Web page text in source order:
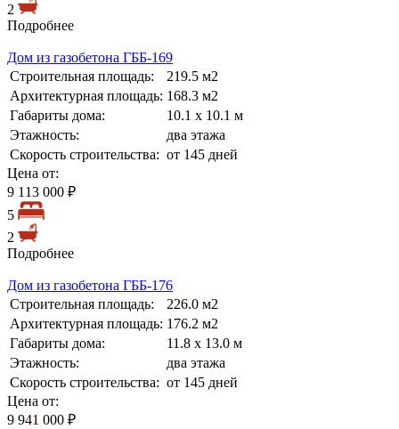
2
Подробнее
Дом из газобетона ГББ-169
Строительная площадь:
219.5 м2
Архитектурная площадь: 168.3 м2
Габариты дома:
10.1 х 10.1 м
Этажность:
два этажа
Скорость строительства: от 145 дней
Цена от:
9 113 000 ₽
5
2
Подробнее
Дом из газобетона ГББ-176
Строительная площадь:
226.0 м2
Архитектурная площадь: 176.2 м2
Габариты дома:
11.8 х 13.0 м
Этажность:
два этажа
Скорость строительства: от 145 дней
Цена от:
9 941 000 ₽